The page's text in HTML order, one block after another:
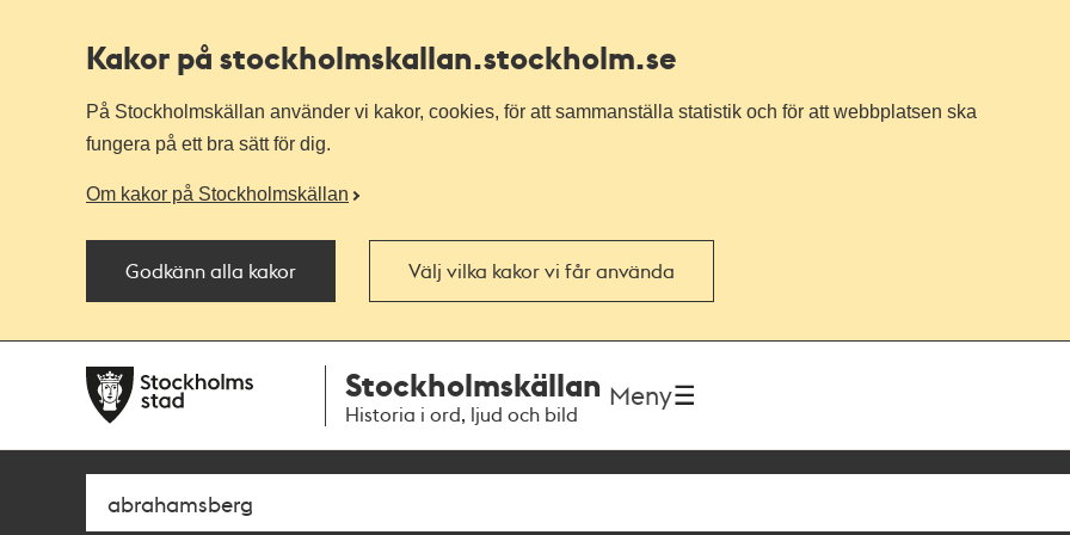
Kakor på stockholmskallan.stockholm.se
På Stockholmskällan använder vi kakor, cookies, för att sammanställa statistik och för att webbplatsen ska
fungera på ett bra sätt för dig.
Om kakor på Stockholmskällan
Godkänn alla kakor Välj vilka kakor vi får använda
navigationen
huvudinnehållet
Stockholmskällan
Historia i ord, ljud och bild
Meny
Sök